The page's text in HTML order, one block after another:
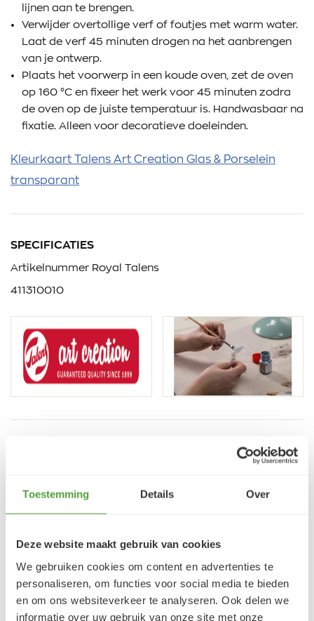
Toestemming Details Over
Deze website maakt gebruik van cookies
We gebruiken cookies om content en advertenties te
personaliseren, om functies voor social media te bieden
en om ons websiteverkeer te analyseren. Ook delen we
informatie over uw gebruik van onze site met onze
lijnen aan te brengen.
Verwijder overtollige verf of foutjes met warm water.
Laat de verf 45 minuten drogen na het aanbrengen
van je ontwerp.
Plaats het voorwerp in een koude oven, zet de oven
op 160 °C en fixeer het werk voor 45 minuten zodra
de oven op de juiste temperatuur is. Handwasbaar na
fixatie. Alleen voor decoratieve doeleinden.
Kleurkaart Talens Art Creation Glas & Porselein
transparant
SPECIFICATIES
Artikelnummer Royal Talens
411310010
Bel:0341 493 575
Klantbeoordelingen
9.5/10 (1365 beoordelingen)